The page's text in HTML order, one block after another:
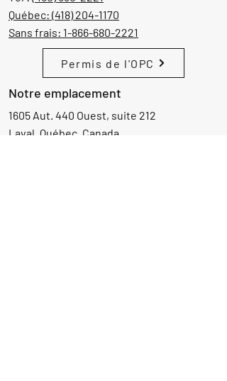
Québec: (418) 204-1170
Sans frais: 1-866-680-2221
Permis de l'OPC
Notre emplacement
1605 Aut. 440 Ouest, suite 212
Laval, Québec, Canada